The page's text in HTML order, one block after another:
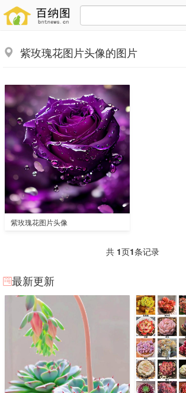
紫玫瑰花图片头像的图片
紫玫瑰花图片头像
共 1页1条记录
最新更新